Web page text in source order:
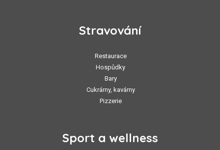
Stravování
Restaurace
Hospůdky
Bary
Cukrárny, kavárny
Pizzerie
Sport a wellness